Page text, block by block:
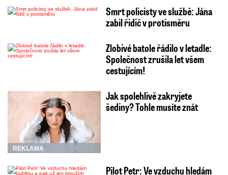
Smrt policisty ve službě: Jána
zabil řidič v protisměru
Zlobivé batole řádilo v letadle:
Společnost zrušila let všem
cestujícím!
REKLAMA
Jak spolehlivě zakryjete
šediny? Tohle musíte znát
Pilot Petr: Ve vzduchu hledám